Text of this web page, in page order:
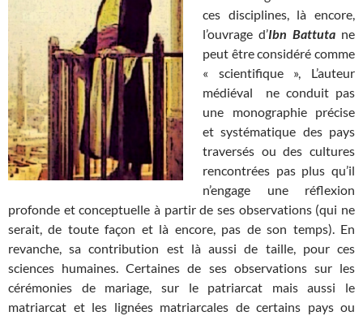
ces disciplines, là encore,
l’ouvrage d’Ibn Battuta ne
peut être considéré comme
« scientifique », L’auteur
médiéval ne conduit pas
une monographie précise
et systématique des pays
traversés ou des cultures
rencontrées pas plus qu’il
n’engage une réflexion
profonde et conceptuelle à partir de ses observations (qui ne
serait, de toute façon et là encore, pas de son temps). En
revanche, sa contribution est là aussi de taille, pour ces
sciences humaines. Certaines de ses observations sur les
cérémonies de mariage, sur le patriarcat mais aussi le
matriarcat et les lignées matriarcales de certains pays ou